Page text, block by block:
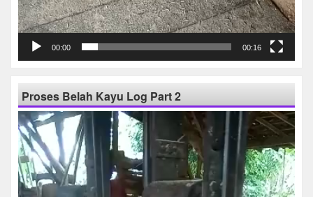
00:00 00:16
Proses Belah Kayu Log Part 2
Pemutar
Video